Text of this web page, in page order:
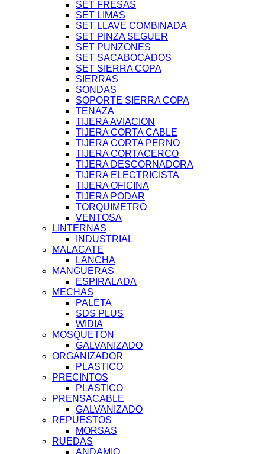
SET FRESAS
SET LIMAS
SET LLAVE COMBINADA
SET PINZA SEGUER
SET PUNZONES
SET SACABOCADOS
SET SIERRA COPA
SIERRAS
SONDAS
SOPORTE SIERRA COPA
TENAZA
TIJERA AVIACION
TIJERA CORTA CABLE
TIJERA CORTA PERNO
TIJERA CORTACERCO
TIJERA DESCORNADORA
TIJERA ELECTRICISTA
TIJERA OFICINA
TIJERA PODAR
TORQUIMETRO
VENTOSA
LINTERNAS
INDUSTRIAL
MALACATE
LANCHA
MANGUERAS
ESPIRALADA
MECHAS
PALETA
SDS PLUS
WIDIA
MOSQUETON
GALVANIZADO
ORGANIZADOR
PLASTICO
PRECINTOS
PLASTICO
PRENSACABLE
GALVANIZADO
REPUESTOS
MORSAS
RUEDAS